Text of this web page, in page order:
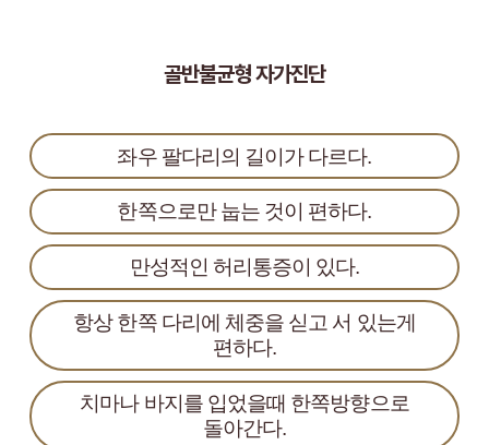
골반불균형 자가진단
좌우 팔다리의 길이가 다르다.
한쪽으로만 눕는 것이 편하다.
만성적인 허리통증이 있다.
항상 한쪽 다리에 체중을 싣고 서 있는게
편하다.
치마나 바지를 입었을때 한쪽방향으로
돌아간다.